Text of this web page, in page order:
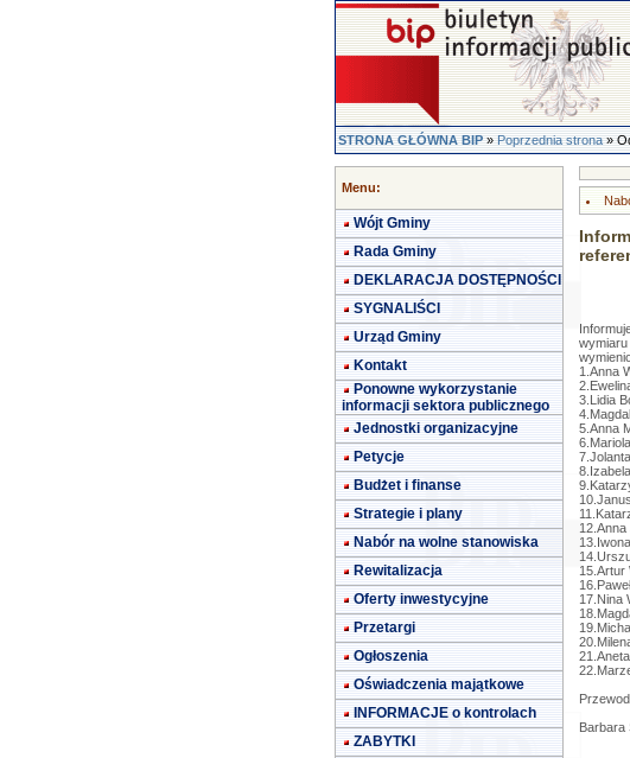
STRONA GŁÓWNA BIP»Poprzednia strona»
Menu:
Wójt Gminy
Rada Gminy
DEKLARACJA DOSTĘPNOŚCI
SYGNALIŚCI
Urząd Gminy
Kontakt
Ponowne wykorzystanie
informacji sektora publicznego
Jednostki organizacyjne
Petycje
Budżet i finanse
Strategie i plany
Nabór na wolne stanowiska
Rewitalizacja
Oferty inwestycyjne
Przetargi
Ogłoszenia
Oświadczenia majątkowe
INFORMACJE o kontrolach
ZABYTKI
1.Anna
3.Lidia
5.Anna
15.Artur
17.Nina
Barbara